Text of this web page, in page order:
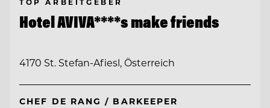
Hotel AVIVA****s make friends
4170 St. Stefan-Afiesl, Österreich
CHEF DE RANG / BARKEEPER